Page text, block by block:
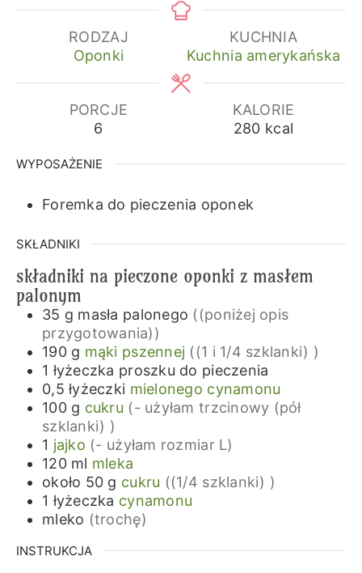
RODZAJ
Oponki
KUCHNIA
Kuchnia amerykańska
PORCJE
6
KALORIE
280 kcal
WYPOSAŻENIE
Foremka do pieczenia oponek
SKŁADNIKI
składniki na pieczone oponki z masłem
palonym
35 g masła palonego ((poniżej opis
przygotowania))
190 g mąki pszennej ((1 i 1/4 szklanki) )
1 łyżeczka proszku do pieczenia
0,5 łyżeczki mielonego cynamonu
100 g cukru (- użyłam trzcinowy (pół
szklanki) )
1 jajko (- użyłam rozmiar L)
120 ml mleka
około 50 g cukru ((1/4 szklanki) )
1 łyżeczka cynamonu
mleko (trochę)
INSTRUKCJA